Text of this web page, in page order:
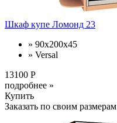
Шкаф купе Ломонд 23
» 90x200x45
» Versal
13100 Р
подробнее »
Купить
Заказать по своим размерам